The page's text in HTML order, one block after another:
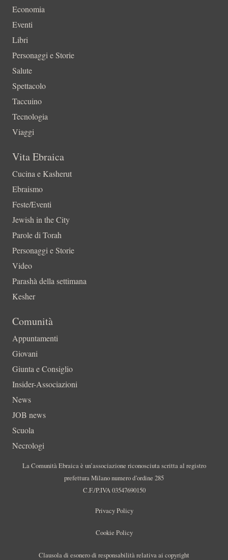
Economia
Eventi
Libri
Personaggi e Storie
Salute
Spettacolo
Taccuino
Tecnologia
Viaggi
Vita Ebraica
Cucina e Kasherut
Ebraismo
Feste/Eventi
Jewish in the City
Parole di Torah
Personaggi e Storie
Video
Parashà della settimana
Kesher
Comunità
Appuntamenti
Giovani
Giunta e Consiglio
Insider-Associazioni
News
JOB news
Scuola
Necrologi
La Comunità Ebraica è un’associazione riconosciuta scritta al registro
prefettura Milano numero d’ordine 285
C.F./P.IVA 03547690150
Privacy Policy
Cookie Policy
Clausola di esonero di responsabilità relativa ai copyright